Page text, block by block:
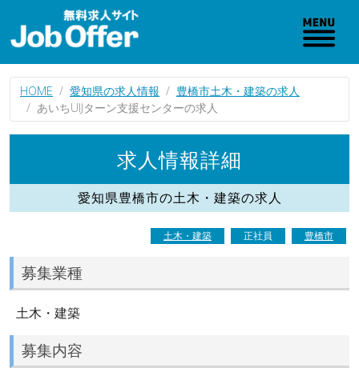
HOME 愛知県の求人情報
豊橋市土木・建築の求人
あいちUIJターン支援センターの求人
求人情報詳細
愛知県豊橋市の土木・建築の求人
土木・建築 正社員 豊橋市
募集業種
土木・建築
募集内容